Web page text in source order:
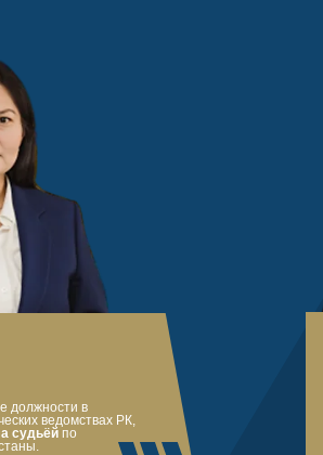
должности в
ведомствах РК,
судьёй по